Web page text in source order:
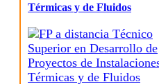
Térmicas y de Fluidos